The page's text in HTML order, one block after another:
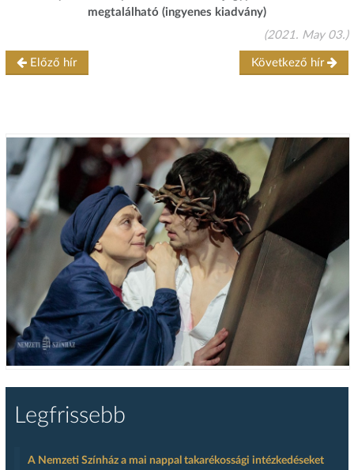
megtalálható (ingyenes kiadvány)
(2021. May 03.)
Előző hír Következő hír
Legfrissebb
A Nemzeti Színház a mai nappal takarékossági intézkedéseket